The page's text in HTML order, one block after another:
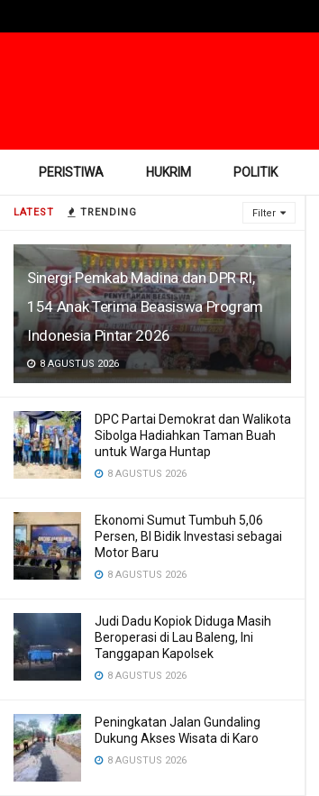
LATEST TRENDING Filter
Sinergi Pemkab Madina dan DPR RI,
154 Anak Terima Beasiswa Program
Indonesia Pintar 2026
8 AGUSTUS 2026
DPC Partai Demokrat dan Walikota
Sibolga Hadiahkan Taman Buah
untuk Warga Huntap
8 AGUSTUS 2026
Ekonomi Sumut Tumbuh 5,06
Persen, BI Bidik Investasi sebagai
Motor Baru
8 AGUSTUS 2026
Judi Dadu Kopiok Diduga Masih
Beroperasi di Lau Baleng, Ini
Tanggapan Kapolsek
8 AGUSTUS 2026
Peningkatan Jalan Gundaling
Dukung Akses Wisata di Karo
8 AGUSTUS 2026
PERISTIWA HUKRIM POLITIK